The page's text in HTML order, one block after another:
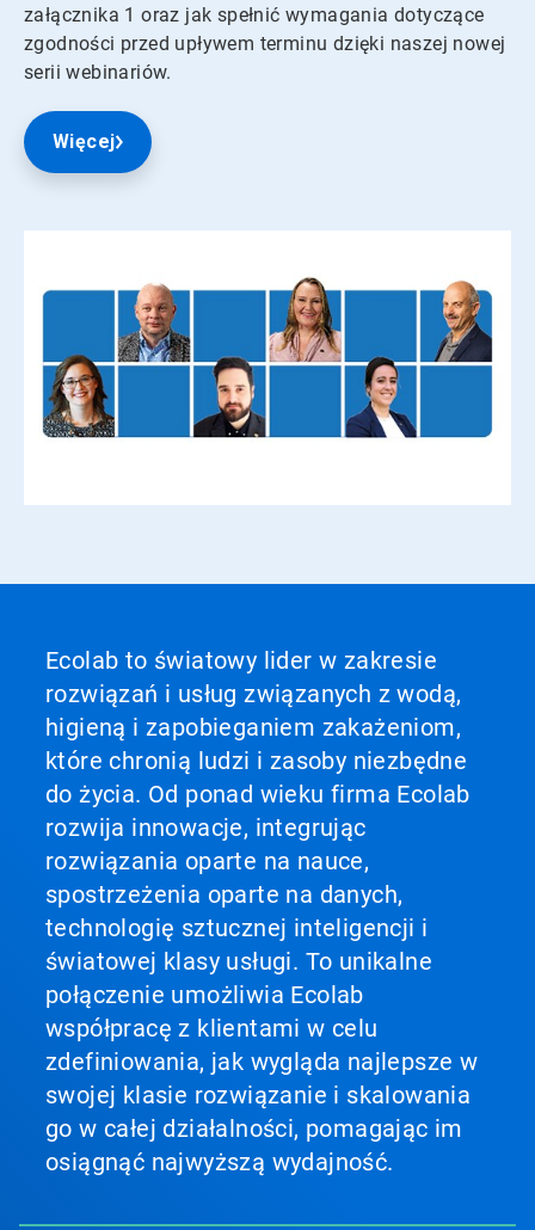
załącznika 1 oraz jak spełnić wymagania dotyczące
zgodności przed upływem terminu dzięki naszej nowej
serii webinariów.
Więcej
Ecolab to światowy lider w zakresie
rozwiązań i usług związanych z wodą,
higieną i zapobieganiem zakażeniom,
które chronią ludzi i zasoby niezbędne
do życia. Od ponad wieku firma Ecolab
rozwija innowacje, integrując
rozwiązania oparte na nauce,
spostrzeżenia oparte na danych,
technologię sztucznej inteligencji i
światowej klasy usługi. To unikalne
połączenie umożliwia Ecolab
współpracę z klientami w celu
zdefiniowania, jak wygląda najlepsze w
swojej klasie rozwiązanie i skalowania
go w całej działalności, pomagając im
osiągnąć najwyższą wydajność.